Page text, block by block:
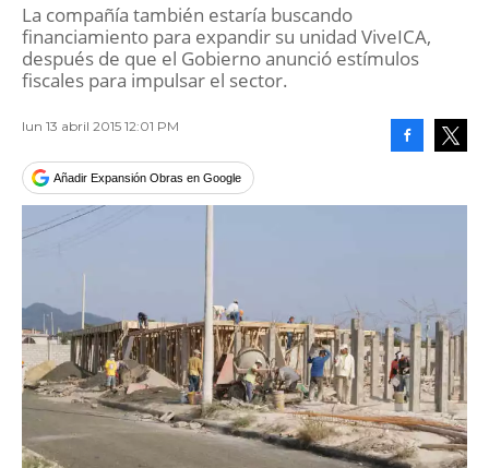
La compañía también estaría buscando
financiamiento para expandir su unidad ViveICA,
después de que el Gobierno anunció estímulos
fiscales para impulsar el sector.
lun 13 abril 2015 12:01 PM
Añadir Expansión Obras en Google